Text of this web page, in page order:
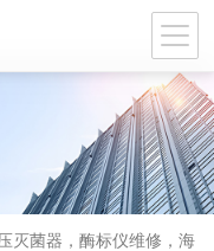
灭菌器，酶标仪维修，海